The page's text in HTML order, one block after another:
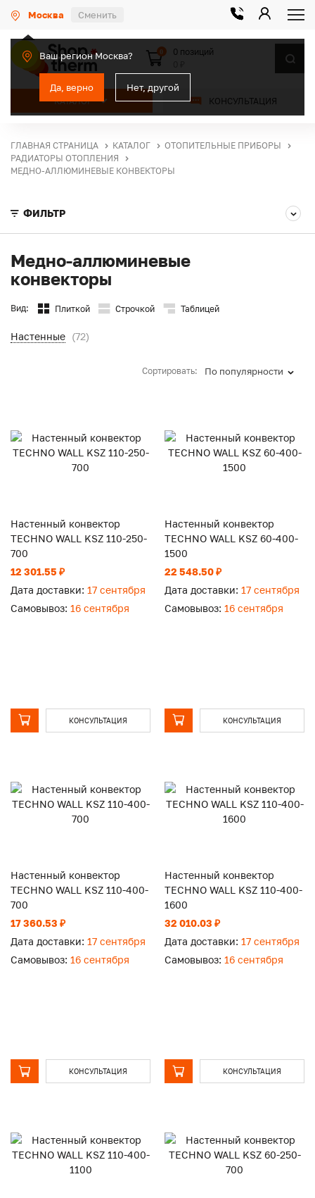
Москва Сменить
Ваш регион Москва?
Да, верно Нет, другой
КАТАЛОГ КОНСУЛЬТАЦИЯ
0
0 позиций
ГЛАВНАЯ СТРАНИЦА КАТАЛОГ
ОТОПИТЕЛЬНЫЕ ПРИБОРЫ
РАДИАТОРЫ ОТОПЛЕНИЯ
МЕДНО-АЛЛЮМИНЕВЫЕ КОНВЕКТОРЫ
ФИЛЬТР
Медно-аллюминевые
конвекторы
Вид: Плиткой Строчкой Таблицей
Настенные (72)
Сортировать: По популярности
Настенный конвектор
TECHNO WALL KSZ 110-250-
700
12 301.55 ₽
Дата доставки: 17 сентября
Самовывоз: 16 сентября
КОНСУЛЬТАЦИЯ
Настенный конвектор
TECHNO WALL KSZ 60-400-
1500
22 548.50 ₽
Дата доставки: 17 сентября
Самовывоз: 16 сентября
КОНСУЛЬТАЦИЯ
Настенный конвектор
TECHNO WALL KSZ 110-400-
700
17 360.53 ₽
Дата доставки: 17 сентября
Самовывоз: 16 сентября
КОНСУЛЬТАЦИЯ
Настенный конвектор
TECHNO WALL KSZ 110-400-
1600
32 010.03 ₽
Дата доставки: 17 сентября
Самовывоз: 16 сентября
КОНСУЛЬТАЦИЯ